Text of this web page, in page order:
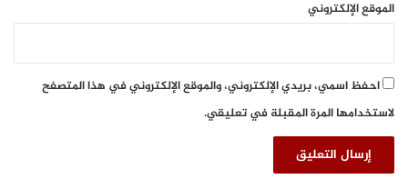
الموقع الإلكتروني
احفظ اسمي، بريدي الإلكتروني، والموقع الإلكتروني في هذا المتصفح
لاستخدامها المرة المقبلة في تعليقي.